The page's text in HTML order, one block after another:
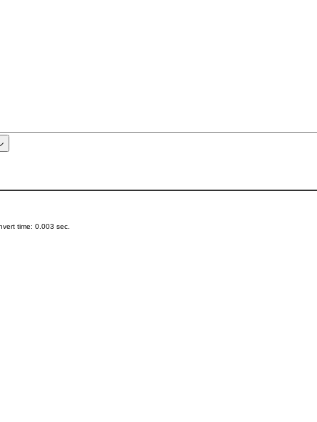
time: 0.003 sec.